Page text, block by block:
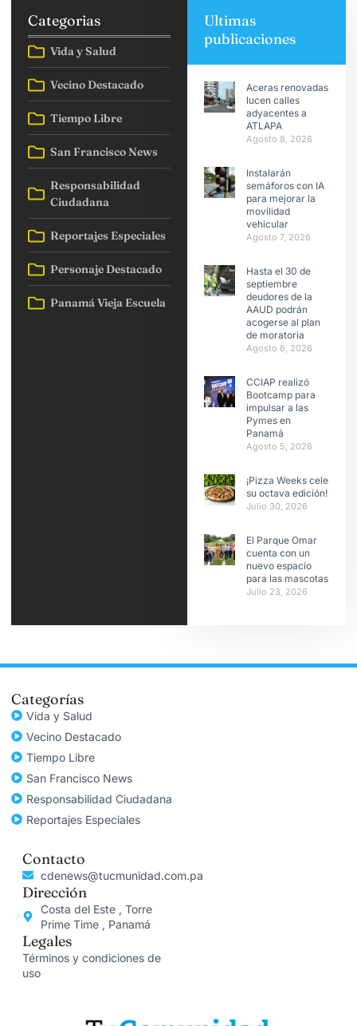
Categorias
Vida y Salud
Vecino Destacado
Tiempo Libre
San Francisco News
Responsabilidad
Ciudadana
Reportajes Especiales
Personaje Destacado
Panamá Vieja Escuela
Ultimas
publicaciones
Aceras renovadas
lucen calles
adyacentes a
ATLAPA
Agosto 8, 2026
Instalarán
semáforos con IA
para mejorar la
movilidad
vehicular
Agosto 7, 2026
Hasta el 30 de
septiembre
deudores de la
AAUD podrán
acogerse al plan
de moratoria
Agosto 6, 2026
CCIAP realizó
Bootcamp para
impulsar a las
Pymes en
Panamá
Agosto 5, 2026
¡Pizza Weeks celebra
su octava edición!
Julio 30, 2026
El Parque Omar
cuenta con un
nuevo espacio
para las mascotas
Julio 23, 2026
Categorías
Vida y Salud
Vecino Destacado
Tiempo Libre
San Francisco News
Responsabilidad Ciudadana
Reportajes Especiales
Contacto
cdenews@tucmunidad.com.pa
Dirección
Costa del Este , Torre
Prime Time , Panamá
Legales
Términos y condiciones de
uso